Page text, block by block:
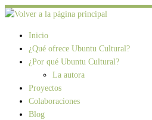
Saltar
contenidoInicio
¿Qué ofrece Ubuntu Cultural?
¿Por qué Ubuntu Cultural?
La autora
Proyectos
Colaboraciones
Blog